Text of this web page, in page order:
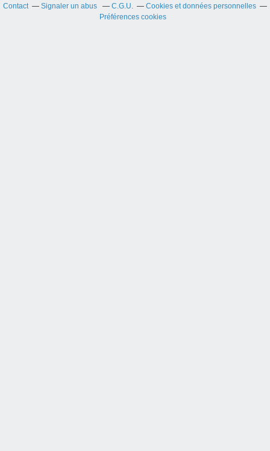
Contact Signaler un abus C.G.U.
Cookies et données personnelles
Préférences cookies